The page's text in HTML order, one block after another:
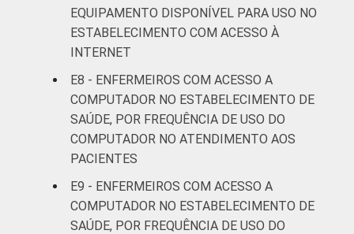
De 31 a 40
De 41
anos ou
93
LOCALIZAÇÃO
Interior 87
EQUIPAMENTO DISPONÍVEL PARA USO NO
ESTABELECIMENTO COM ACESSO À
INTERNET
E8 - ENFERMEIROS COM ACESSO A
COMPUTADOR NO ESTABELECIMENTO DE
SAÚDE, POR FREQUÊNCIA DE USO DO
COMPUTADOR NO ATENDIMENTO AOS
PACIENTES
E9 - ENFERMEIROS COM ACESSO A
COMPUTADOR NO ESTABELECIMENTO DE
SAÚDE, POR FREQUÊNCIA DE USO DO